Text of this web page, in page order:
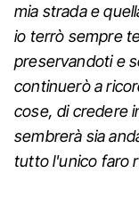
mia strada e
io terrò sempre
preservandoti e
continuerò a
cose, di credere
sembrerà sia
tutto l'unico faro